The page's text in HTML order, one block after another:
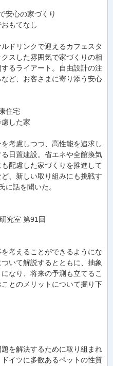
安心の家づくり
もてなし
ドリンクで迎えるカフェスタ
スした雰囲気で家づくりの相
るライアート。自由設計の注
ど、お客さまに寄り添う安心
住宅
した家
考慮しつつ、高性能を追求し
日置建設。省エネや全館換気
配慮した家づくりを推進して
、新しい取り組みにも挑戦す
に話を聞いた。
究室 第91回
考えることができるようにな
いて解説するとともに、抽象
なり、将来の予測も立てるこ
とのメリットについて掘り下
を解決するために取り組まれ
イツに多数あるペットの性質